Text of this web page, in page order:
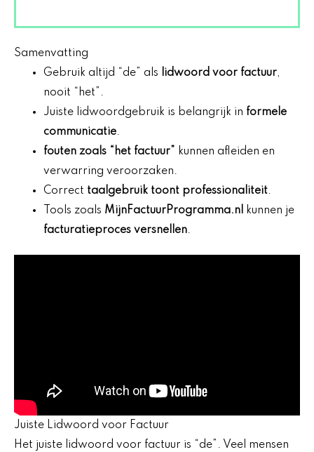
Samenvatting
Gebruik altijd “de” als
lidwoord voor factuur,
nooit “het”.
Juiste lidwoordgebruik is belangrijk in formele
communicatie.
fouten zoals “het factuur” kunnen afleiden en
verwarring veroorzaken.
Correct taalgebruik toont professionaliteit.
Tools zoals MijnFactuurProgramma.nl
kunnen je
facturatieproces versnellen.
Juiste Lidwoord voor Factuur
Het juiste lidwoord voor factuur is “de”. Veel mensen